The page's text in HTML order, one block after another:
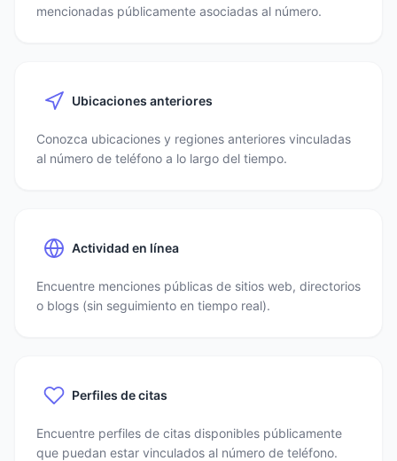
mencionadas públicamente asociadas al número.
Ubicaciones anteriores
Conozca ubicaciones y regiones anteriores vinculadas
al número de teléfono a lo largo del tiempo.
Actividad en línea
Encuentre menciones públicas de sitios web, directorios
o blogs (sin seguimiento en tiempo real).
Perfiles de citas
Encuentre perfiles de citas disponibles públicamente
que puedan estar vinculados al número de teléfono.